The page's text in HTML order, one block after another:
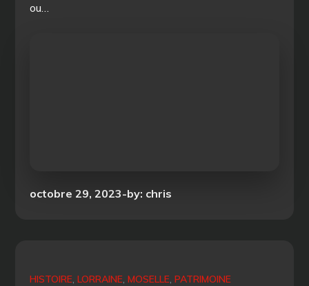
ou…
Posted
octobre 29, 2023 by: chris
HISTOIRE LORRAINE MOSELLE PATRIMOINE